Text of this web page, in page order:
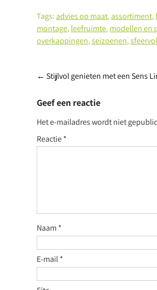
Tags: advies op maat, assortiment,
montage, leefruimte, modellen en
overkappingen,seizoenen,
Post
navigation
← Stijlvol genieten met een Sens
Geef een reactie
Het e-mailadres wordt niet
Reactie*
Naam *
E-mail*